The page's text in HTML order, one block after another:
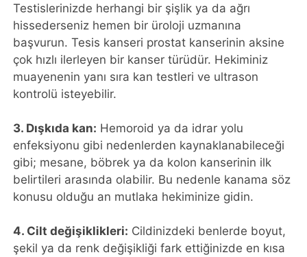
Testislerinizde herhangi bir şişlik ya da ağrı
hissederseniz hemen bir üroloji uzmanına
başvurun. Tesis kanseri prostat kanserinin aksine
çok hızlı ilerleyen bir kanser türüdür. Hekiminiz
muayenenin yanı sıra kan testleri ve ultrason
kontrolü isteyebilir.
3. Dışkıda kan: Hemoroid ya da idrar yolu
enfeksiyonu gibi nedenlerden kaynaklanabileceği
gibi; mesane, böbrek ya da kolon kanserinin ilk
belirtileri arasında olabilir. Bu nedenle kanama söz
konusu olduğu an mutlaka hekiminize gidin.
4. Cilt değişiklikleri: Cildinizdeki benlerde boyut,
şekil ya da renk değişikliği fark ettiğinizde en kısa